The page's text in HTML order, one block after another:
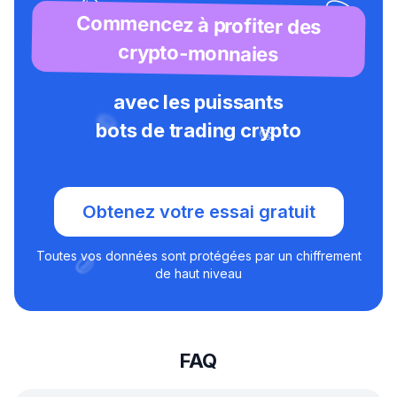
Commencez à profiter des
crypto-monnaies
avec les puissants
bots de trading crypto
Obtenez votre essai gratuit
Toutes vos données sont protégées par un chiffrement
de haut niveau
FAQ